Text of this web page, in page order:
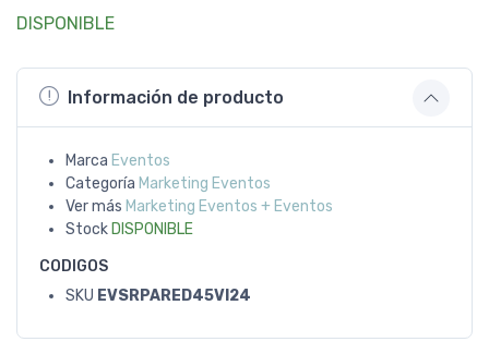
DISPONIBLE
Información de producto
Marca Eventos
Categoría Marketing Eventos
Ver más Marketing Eventos + Eventos
Stock DISPONIBLE
CODIGOS
SKU EVSRPARED45VI24